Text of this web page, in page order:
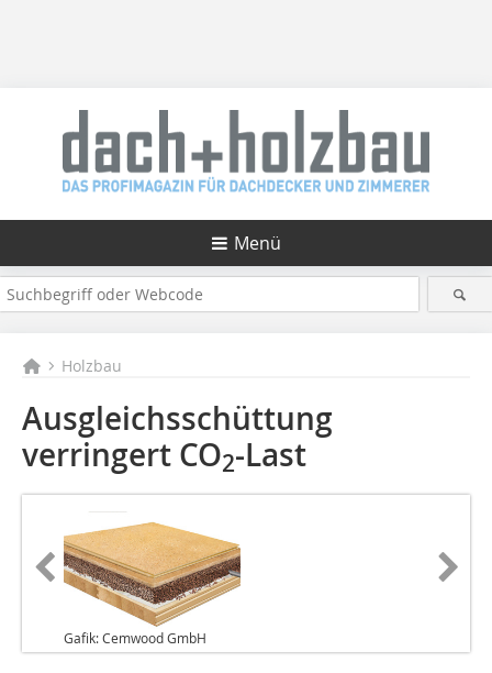
Menü
Holzbau
Ausgleichsschüttung
verringert CO2-Last
Gafik: Cemwood GmbH